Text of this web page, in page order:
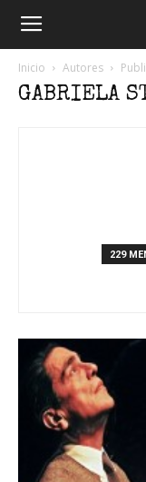
Inicio Autores
GABRIELA
229